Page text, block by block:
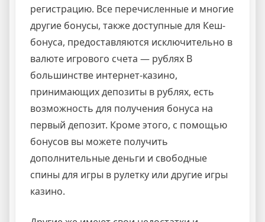
регистрацию. Все перечисленные и многие
другие бонусы, также доступные для Кеш-
бонуса, предоставляются исключительно в
валюте игрового счета — рублях В
большинстве интернет-казино,
принимающих депозиты в рублях, есть
возможность для получения бонуса на
первый депозит. Кроме этого, с помощью
бонусов вы можете получить
дополнительные деньги и свободные
спины для игры в рулетку или другие игры
казино.